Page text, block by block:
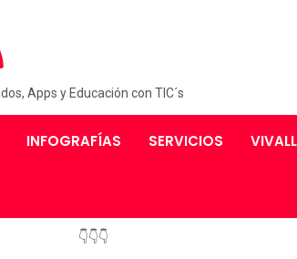
Apps y Educación con TIC´s
INFOGRAFÍAS SERVICIOS
👇👇👇